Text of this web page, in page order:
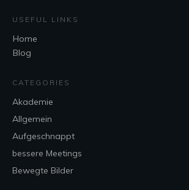
USEFUL LINKS
Home
Blog
CATEGORIES
Akademie
Allgemein
Aufgeschnappt
bessere Meetings
Bewegte Bilder